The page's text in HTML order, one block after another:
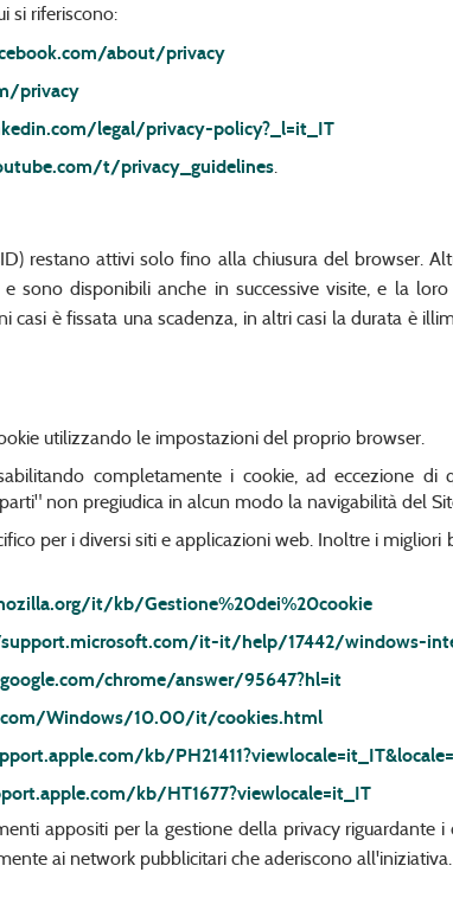
si riferiscono:
about/privacy
privacy
legal/privacy-policy?_l=it_IT
t/privacy_guidelines.
restano attivi solo fino alla chiusura del browser.
sono disponibili anche in successive visite, e la
casi è fissata una scadenza, in altri casi la durata è
utilizzando le impostazioni del proprio browser.
completamente i cookie, ad eccezione
non pregiudica in alcun modo la navigabilità del
per i diversi siti e applicazioni web. Inoltre i
it/kb/Gestione%20dei%20cookie
it-it/help/17442/windows-
chrome/answer/95647?hl=it
Windows/10.00/it/cookies.html
kb/
kb/HT1677?viewlocale=it_IT
appositi per la gestione della privacy riguardante
ai network pubblicitari che aderiscono